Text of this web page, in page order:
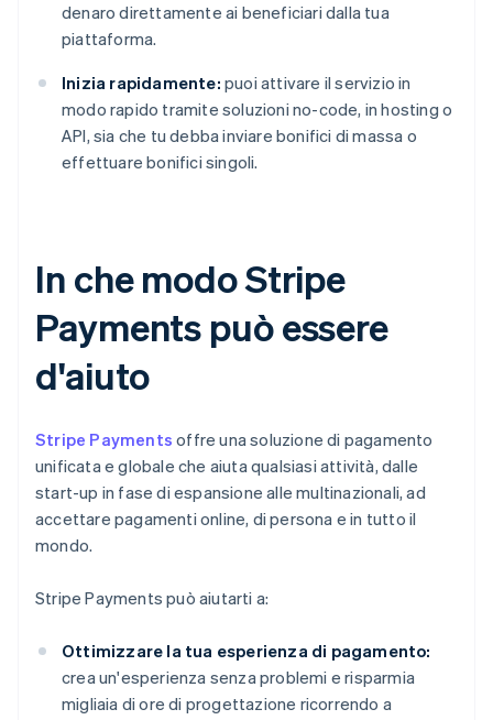
denaro direttamente ai beneficiari dalla tua
piattaforma.
Inizia rapidamente: puoi attivare il servizio in
modo rapido tramite soluzioni no-code, in hosting o
API, sia che tu debba inviare bonifici di massa o
effettuare bonifici singoli.
In che modo Stripe
Payments può essere
d'aiuto
Stripe Payments offre una soluzione di pagamento
unificata e globale che aiuta qualsiasi attività, dalle
start-up in fase di espansione alle multinazionali, ad
accettare pagamenti online, di persona e in tutto il
mondo.
Stripe Payments può aiutarti a:
Ottimizzare la tua esperienza di pagamento:
crea un'esperienza senza problemi e risparmia
migliaia di ore di progettazione ricorrendo a